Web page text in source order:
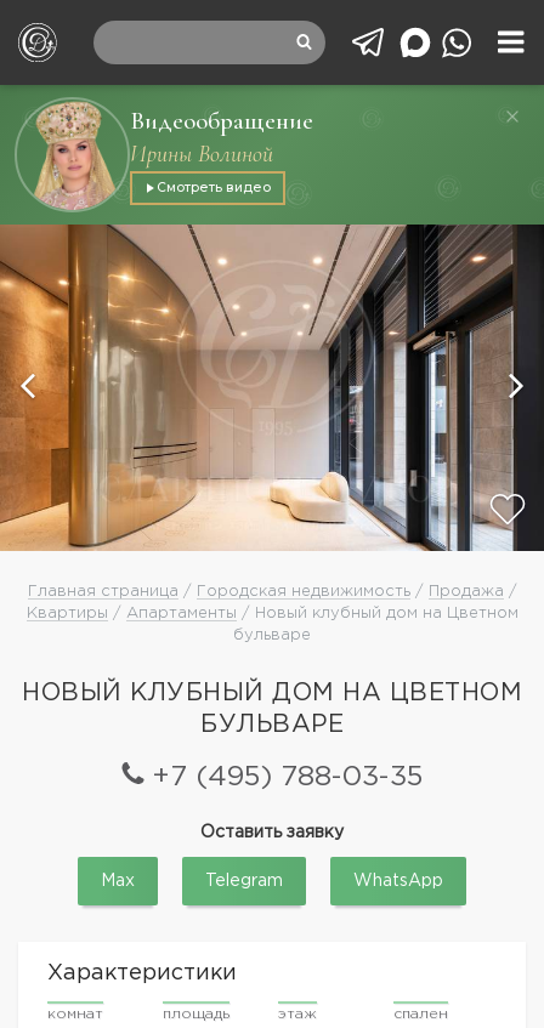
Видеообращение
Ирины Волиной
Смотреть видео
Главная страница / Городская недвижимость/ Продажа /
Квартиры / Апартаменты / Новый клубный дом на Цветном
бульваре
НОВЫЙ КЛУБНЫЙ ДОМ НА ЦВЕТНОМ
БУЛЬВАРЕ
+7 (495) 788-03-35
Оставить заявку
Max Telegram WhatsApp
Характеристики
комнат площадь этаж спален